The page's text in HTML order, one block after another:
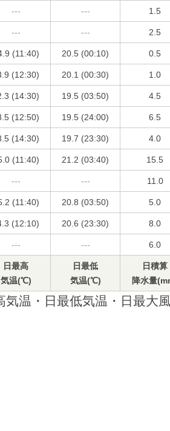
--- --- 1.5
--- --- 2.5
(11:40) 20.5 (00:10) 0.5
(12:30) 20.1 (00:30) 1.0
(14:30) 19.5 (03:50) 4.5
(12:50) 19.5 (24:00) 6.5
(14:30) 19.7 (23:30) 4.0
(11:40) 21.2 (03:40) 15.5
--- --- 11.0
(11:40) 20.8 (03:50) 5.0
(12:10) 20.6 (23:30) 8.0
--- --- 6.0
日最高
気温(℃)
日最低
気温(℃)
日積算
降水量
温・日最低気温・日最大